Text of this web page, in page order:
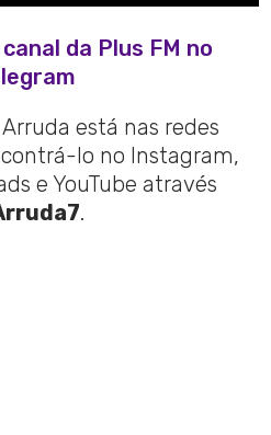
da Plus FM no
está nas redes
lo no Instagram,
e YouTube através
.